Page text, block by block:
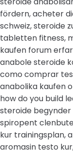
fördern, acheter
schweiz, steroide
tabletten fitness,
kaufen forum
anabole steroide
como comprar
anabolika kaufen
how do you build
steroide
spiropent
kur trainingsplan,
aromasin testo